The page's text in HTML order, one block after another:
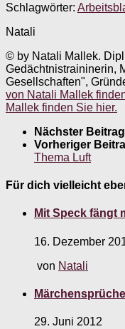
Schlagwörter:
Natali
© by Natali Mallek.
Gedächtnistraininerin,
Gesellschaften",
von Natali Mallek
Mallek finden Sie hier.
Nächster Beitrag
Vorheriger
Thema Luft
Für dich vielleicht
Mit Speck fängt
16. Dezember
von Natali
Märchensprüche
29. Juni 2012